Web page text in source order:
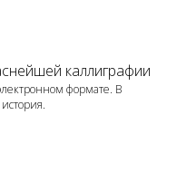
каллиграфии
формате. В